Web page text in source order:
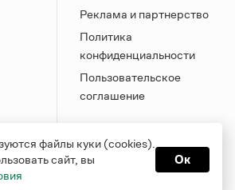
Реклама и партнерство
Политика
конфиденциальности
Пользовательское
соглашение
файлы куки (cookies).
сайт, вы
Ок